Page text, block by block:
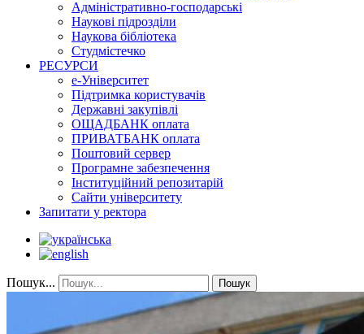
Адміністративно-господарські
Наукові підрозділи
Наукова бібліотека
Студмістечко
РЕСУРСИ
е-Університет
Підтримка користувачів
Державні закупівлі
ОЩАДБАНК оплата
ПРИВАТБАНК оплата
Поштовий сервер
Програмне забезпечення
Інституційний репозитарій
Сайти університету
Запитати у ректора
Пошук... Пошук